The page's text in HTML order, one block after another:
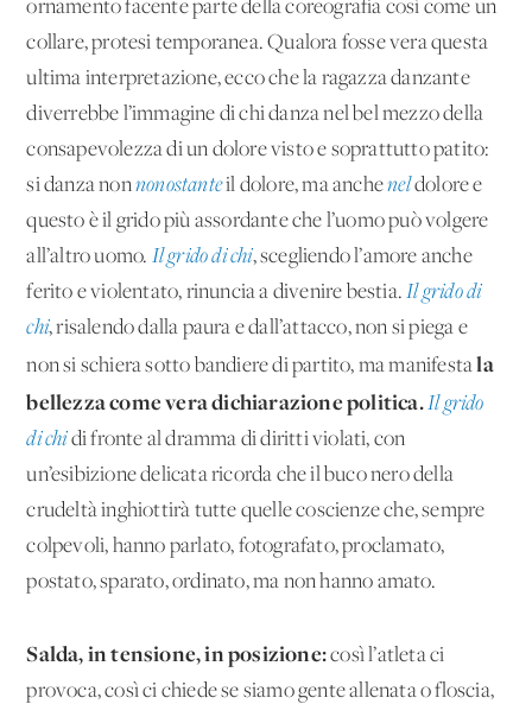
ornamento facente parte della coreografia così come un
collare, protesi temporanea. Qualora fosse vera questa
ultima interpretazione, ecco che la ragazza danzante
diverrebbe l’immagine di chi danza nel bel mezzo della
consapevolezza di un dolore visto e soprattutto patito:
si danza nonnonostanteil dolore, ma ancheneldolore e
questo è il grido più assordante che l’uomo può volgere
all’altro uomo. Il grido di chi, scegliendo l’amore anche
ferito e violentato, rinuncia a divenire bestia.Il grido di
chi, risalendo dalla paura e dall’attacco, non si piega e
non si schiera sotto bandiere di partito, ma manifestala
bellezza come vera dichiarazione politica.Il grido
di chidi fronte al dramma di diritti violati, con
un’esibizione delicata ricorda che il buco nero della
crudeltà inghiottirà tutte quelle coscienze che, sempre
colpevoli, hanno parlato, fotografato, proclamato,
postato, sparato, ordinato, ma non hanno amato.
Salda, in tensione, in posizione:così l’atleta ci
provoca, così ci chiede se siamo gente allenata o floscia,